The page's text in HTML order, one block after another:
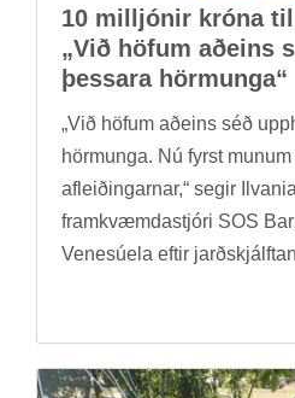
10 millj­ón­ir króna til
„Við höf­um að­eins
þess­ara hörm­unga“
„Við höf­um að­eins séð
hörm­unga. Nú fyrst
af­leið­ing­arn­ar,“ seg­ir
fram­kvæmda­stjóri SOS
Venesúela eft­ir